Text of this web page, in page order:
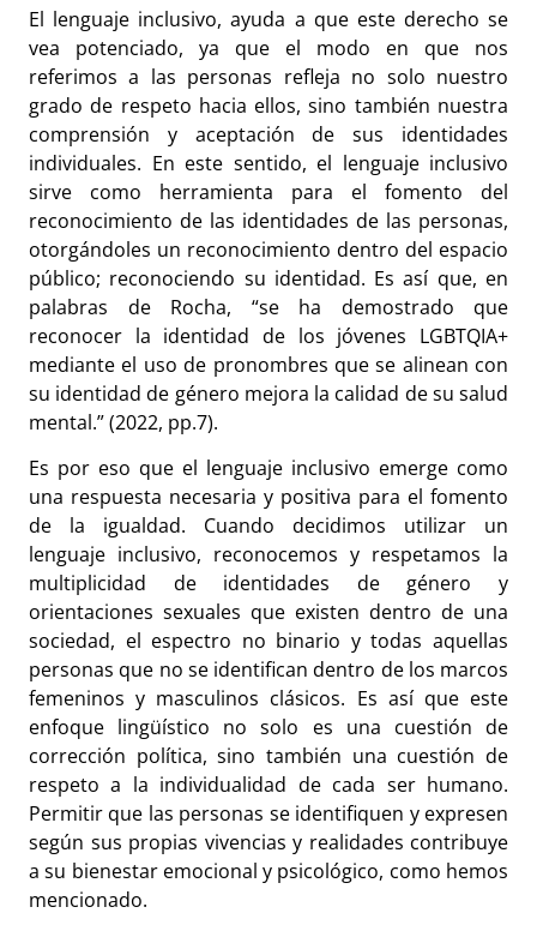
El lenguaje inclusivo, ayuda a que este derecho se
vea potenciado, ya que el modo en que nos
referimos a las personas refleja no solo nuestro
grado de respeto hacia ellos, sino también nuestra
comprensión y aceptación de sus identidades
individuales. En este sentido, el lenguaje inclusivo
sirve como herramienta para el fomento del
reconocimiento de las identidades de las personas,
otorgándoles un reconocimiento dentro del espacio
público; reconociendo su identidad. Es así que, en
palabras de Rocha, “se ha demostrado que
reconocer la identidad de los jóvenes LGBTQIA+
mediante el uso de pronombres que se alinean con
su identidad de género mejora la calidad de su salud
mental.” (2022, pp.7).
Es por eso que el lenguaje inclusivo emerge como
una respuesta necesaria y positiva para el fomento
de la igualdad. Cuando decidimos utilizar un
lenguaje inclusivo, reconocemos y respetamos la
multiplicidad de identidades de género y
orientaciones sexuales que existen dentro de una
sociedad, el espectro no binario y todas aquellas
personas que no se identifican dentro de los marcos
femeninos y masculinos clásicos. Es así que este
enfoque lingüístico no solo es una cuestión de
corrección política, sino también una cuestión de
respeto a la individualidad de cada ser humano.
Permitir que las personas se identifiquen y expresen
según sus propias vivencias y realidades contribuye
a su bienestar emocional y psicológico, como hemos
mencionado.